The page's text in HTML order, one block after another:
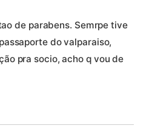
de parabens. Semrpe tive
do valparaiso,
pra socio, acho q vou de